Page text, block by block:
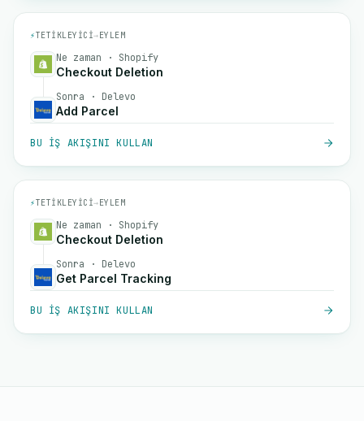
⚡TETIKLEYICI→EYLEM
Ne zaman · Shopify
Checkout Deletion
Sonra · Delevo
Add Parcel
BU IŞ AKIŞINI KULLAN
⚡TETIKLEYICI→EYLEM
Ne zaman · Shopify
Checkout Deletion
Sonra · Delevo
Get Parcel Tracking
BU IŞ AKIŞINI KULLAN